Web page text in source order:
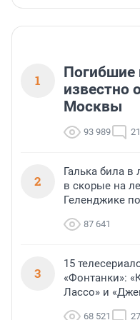
1
Погибшие
известно
Москвы
93 989
2
Галька била в
в скорые на
Геленджике
87 641
3
15
«Фонтанки»:
Лассо» и
68 521 27